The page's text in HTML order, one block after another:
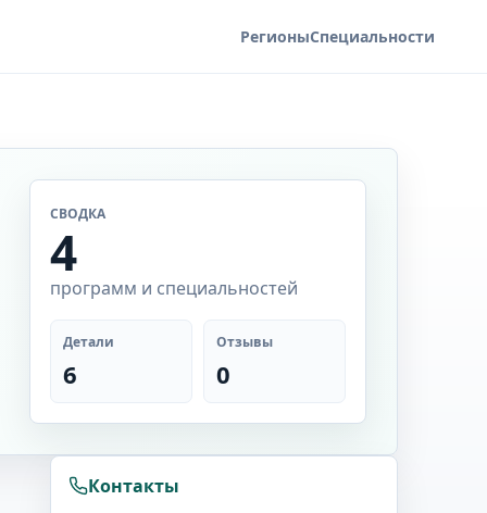
РегионыСпециальности
СВОДКА
4
программ и специальностей
Детали
6
Отзывы
0
Контакты